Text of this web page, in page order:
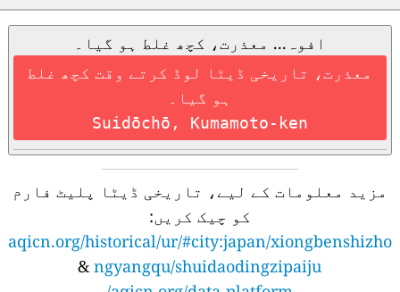
افوہ... معذرت، کچھ غلط ہو گیا۔
معذرت، تاریخی ڈیٹا لوڈ کرتے وقت کچھ غلط
ہو گیا۔
Suidōchō, Kumamoto-ken
مزید معلومات کے لیے، تاریخی ڈیٹا پلیٹ فارم
کو چیک کریں:
aqicn.org/historical/ur/#city:japan/xiongbenshizho
ngyangqu/shuidaodingzipaiju
&